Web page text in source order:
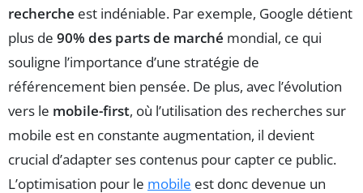
recherche est indéniable. Par exemple, Google détient
plus de 90% des parts de marché mondial, ce qui
souligne l’importance d’une stratégie de
référencement bien pensée. De plus, avec l’évolution
vers le mobile-first, où l’utilisation des recherches sur
mobile est en constante augmentation, il devient
crucial d’adapter ses contenus pour capter ce public.
L’optimisation pour le mobile est donc devenue un